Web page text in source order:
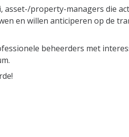
asset-/property-managers die
en willen anticiperen op de
beheerders met